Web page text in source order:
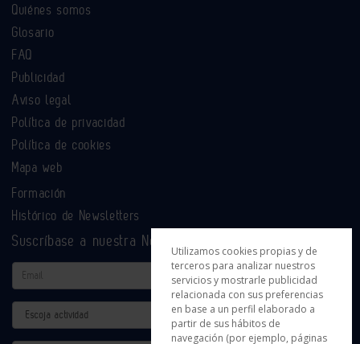
Quiénes somos
Glosario
FAQ
Publicidad
Aviso legal
Política de privacidad
Política de cookies
Mapa web
Formación
Histórico de Newsletters
Suscríbase a nuestra Newsletter
Email
Actividad
Utilizamos cookies propias y de
terceros para analizar nuestros
servicios y mostrarle publicidad
relacionada con sus preferencias
en base a un perfil elaborado a
partir de sus hábitos de
navegación (por ejemplo, páginas